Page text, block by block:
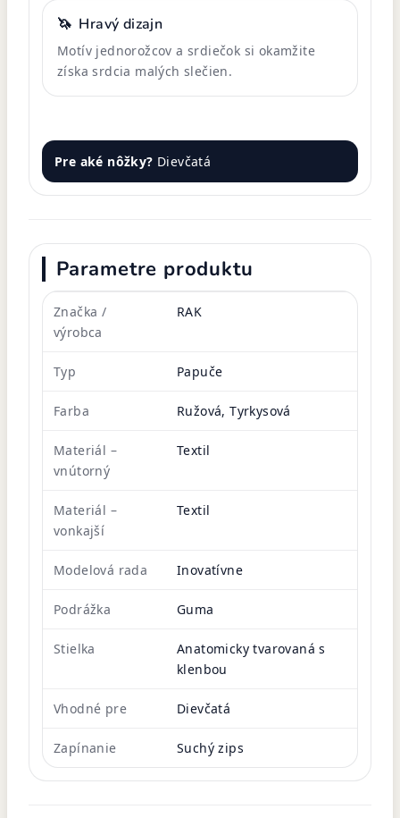
🦄 Hravý dizajn
Motív jednorožcov a srdiečok si okamžite
získa srdcia malých slečien.
Pre aké nôžky? Dievčatá
Parametre produktu
Značka /
výrobca
RAK
Typ Papuče
Farba Ružová, Tyrkysová
Materiál –
vnútorný
Textil
Materiál –
vonkajší
Textil
Modelová rada Inovatívne
Podrážka Guma
Stielka
Anatomicky tvarovaná s
klenbou
Vhodné pre Dievčatá
Zapínanie Suchý zips